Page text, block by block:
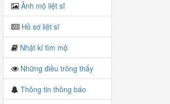
Ảnh mộ liệt sĩ
Hồ sơ liệt sĩ
Nhật kí tìm mộ
Những điều trông thấy
Thông tin thông báo